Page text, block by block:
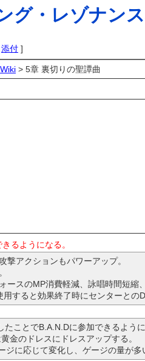
グ・レゾナン
添付 ]
> 5章 裏切りの聖譚曲
るようになる。
撃アクションもパワーアップ。
ースのMP消費軽減、詠唱時間短縮
用すると効果終了時にセンターとの
ことでB.A.N.Dに参加できるように
金のドレスにドレスアップする。
ジに応じて変化し、ゲージの量が多